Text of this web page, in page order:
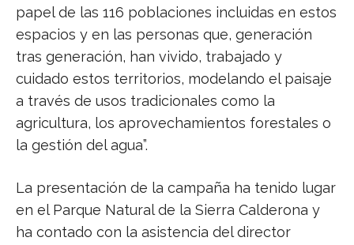
papel de las 116 poblaciones incluidas en estos
espacios y en las personas que, generación
tras generación, han vivido, trabajado y
cuidado estos territorios, modelando el paisaje
a través de usos tradicionales como la
agricultura, los aprovechamientos forestales o
la gestión del agua”.
La presentación de la campaña ha tenido lugar
en el Parque Natural de la Sierra Calderona y
ha contado con la asistencia del director